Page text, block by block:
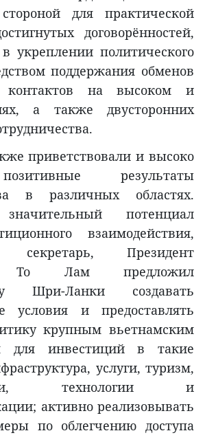
для практической
договорённостей,
укреплении политического
поддержания обменов
контактов на высоком и
а также двусторонних
приветствовали и высоко
результаты
в различных областях.
потенциал
взаимодействия,
секретарь, Президент
То Лам предложил
Шри-Ланки создавать
условия и предоставлять
крупным вьетнамским
для инвестиций в такие
услуги, туризм,
технологии и
активно реализовывать
по облегчению доступа